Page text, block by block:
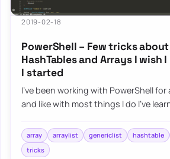
2019-02-18
PowerShell – Few tricks about
HashTables and Arrays I wish
I started
I’ve been working with PowerShell for
and like with most things I do I’ve
array arraylist genericlist hashtable
tricks